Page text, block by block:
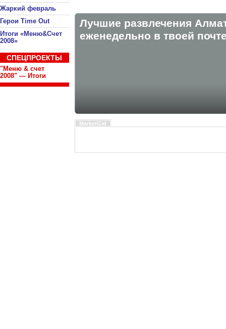
Жаркий февраль
Герои Time Out
Итоги «Меню&Счет
2008»
СПЕЦПРОЕКТЫ
"Меню & счет
2008" — Итоги
Лучшие развлечения
eженедельно в твоей
MarketGid